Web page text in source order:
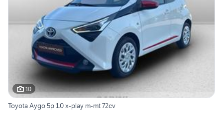
10
Toyota Aygo 5p 1.0 x-play m-mt 72cv